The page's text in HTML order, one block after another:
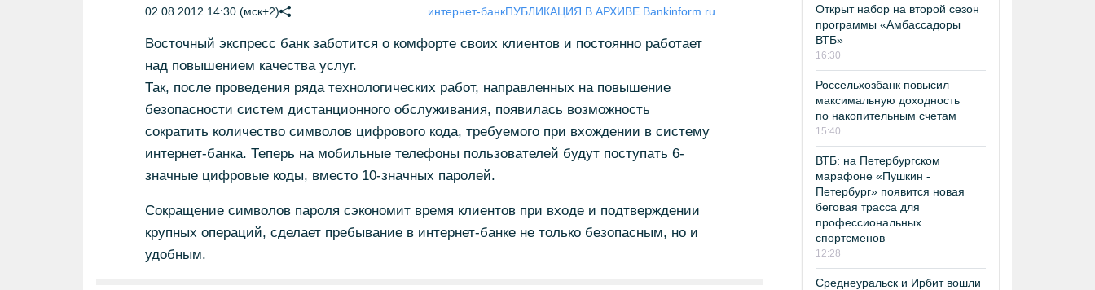
02.08.2012 14:30 (мск+2) интернет-банкПУБЛИКАЦИЯ В АРХИВЕ Bankinform.ru
Восточный экспресс банк заботится о комфорте своих клиентов и постоянно работает
над повышением качества услуг.
Так, после проведения ряда технологических работ, направленных на повышение
безопасности систем дистанционного обслуживания, появилась возможность
сократить количество символов цифрового кода, требуемого при вхождении в систему
интернет-банка. Теперь на мобильные телефоны пользователей будут поступать 6-
значные цифровые коды, вместо 10-значных паролей.
Сокращение символов пароля сэкономит время клиентов при входе и подтверждении
крупных операций, сделает пребывание в интернет-банке не только безопасным, но и
удобным.
Открыт набор на второй сезон
программы «Амбассадоры
ВТБ»
16:30
Россельхозбанк повысил
максимальную доходность
по накопительным счетам
15:40
ВТБ: на Петербургском
марафоне «Пушкин -
Петербург» появится новая
беговая трасса для
профессиональных
спортсменов
12:28
Среднеуральск и Ирбит вошли